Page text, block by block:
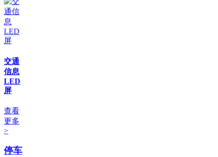
交通
信息
LED
屏
查看
更多
>
停车